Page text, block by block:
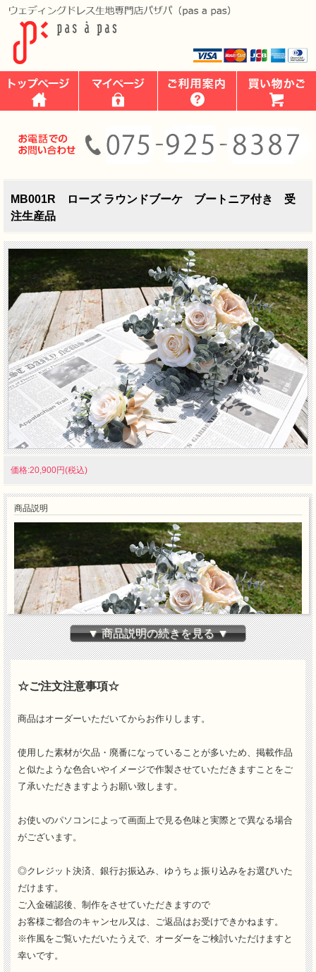
MB001R ローズ ラウンドブーケ ブートニア付き 受
注生産品
価格:20,900円(税込)
商品説明
オフホワイトのローズと多めのグリーンでクラシカルな
ブーケが出来ました。
シンプルなドレスにとっても良く似合います。
サイズ：約33cm × 33cm
ブートニアもついています。
こちらのブーケはショップにサンプルがありますので、是非見に来て
下さい。
▼ 商品説明の続きを見る ▼
☆ご注文注意事項☆
商品はオーダーいただいてからお作りします。
使用した素材が欠品・廃番になっていることが多いため、掲載作品
と似たような色合いやイメージで作製させていただきますことをご
了承いただきますようお願い致します。
お使いのパソコンによって画面上で見る色味と実際とで異なる場合
がございます。
◎クレジット決済、銀行お振込み、ゆうちょ振り込みをお選びいた
だけます。
ご入金確認後、制作をさせていただきますので
お客様ご都合のキャンセル又は、ご返品はお受けできかねます。
※作風をご覧いただいたうえで、オーダーをご検討いただけますと
幸いです。